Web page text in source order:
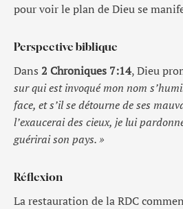
pour voir le plan de Dieu se
Perspective biblique
Dans 2 Chroniques 7:14, Dieu
sur qui est invoqué mon nom
face, et s’il se détourne de ses
l’exaucerai des cieux, je lui
guérirai son pays. »
Réflexion
La restauration de la RDC